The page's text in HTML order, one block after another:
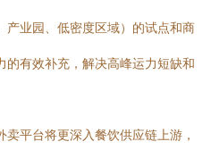
产业园、低密度区域）的试点和商
的有效补充，解决高峰运力短缺和
卖平台将更深入餐饮供应链上游，